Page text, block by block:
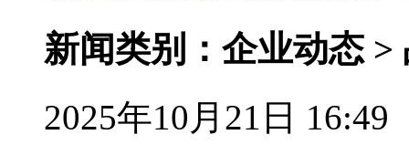
新闻类别：企业动态 >
2025年10月21日 16:49